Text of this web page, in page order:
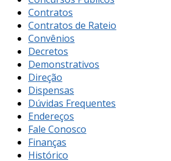
Contratos
Contratos de Rateio
Convênios
Decretos
Demonstrativos
Direção
Dispensas
Dúvidas Frequentes
Endereços
Fale Conosco
Finanças
Histórico